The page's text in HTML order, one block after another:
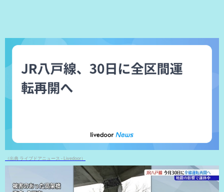
（出典 ライブドアニュース - Livedoor）